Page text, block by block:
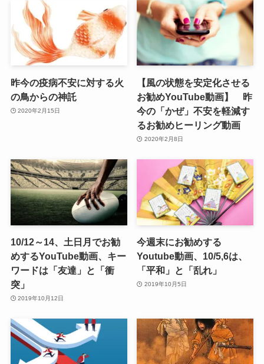
昨今の疫病不安に対する火
の鳥からの神託
2020年2月15日
【風の状態を安定化させる
お勧めYouTube動画】 昨
今の「かぜ」不安を軽減す
るお勧めヒーリング動画
2020年2月8日
10/12～14、土日月でお勧
めするYouTube動画、キー
ワードは「友達」と「衝
突」
2019年10月12日
今週末にお勧めする
Youtube動画、10/5,6は、
「平和」と「乱れ」
2019年10月5日